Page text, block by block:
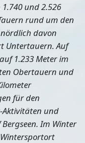
und 2.526
rund um den
davon
Untertauern. Auf
1.233 Meter im
Obertauern und
für den
und
Im Winter